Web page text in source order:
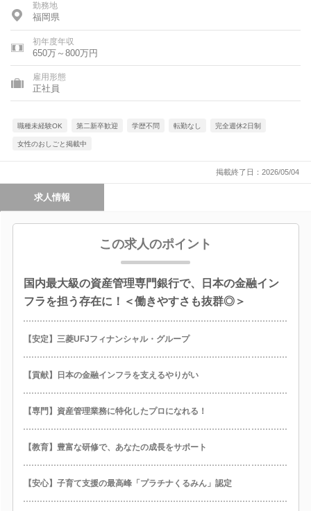
勤務地
福岡県
初年度年収
650万～800万円
雇用形態
正社員
職種未経験OK 第二新卒歓迎 学歴不問 転勤なし 完全週休2日制
女性のおしごと掲載中
掲載終了日：2026/05/04
求人情報
この求人のポイント
国内最大級の資産管理専門銀行で、日本の金融イン
フラを担う存在に！＜働きやすさも抜群◎＞
【安定】三菱UFJフィナンシャル・グループ
【貢献】日本の金融インフラを支えるやりがい
【専門】資産管理業務に特化したプロになれる！
【教育】豊富な研修で、あなたの成長をサポート
【安心】子育て支援の最高峰「プラチナくるみん」認定